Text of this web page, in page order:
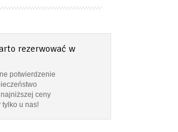
rezerwować w
potwierdzenie
ceny
tylko u nas!